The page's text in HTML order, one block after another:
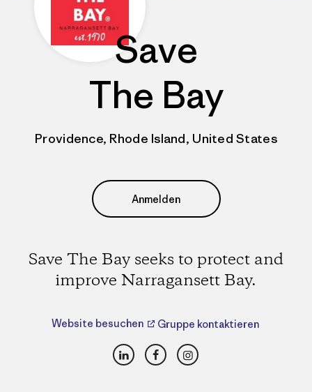
Save
The Bay
Providence, Rhode Island, United States
Anmelden
Save The Bay seeks to protect and
improve Narragansett Bay.
Website besuchen Gruppe kontaktieren
LinkedInFacebookInstagram